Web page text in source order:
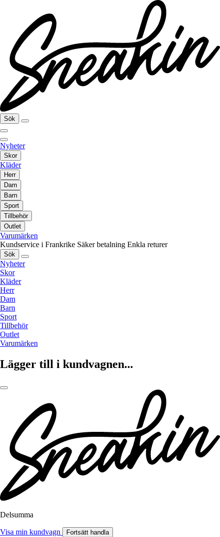
Sök
Nyheter
Skor
Kläder
Herr
Dam
Barn
Sport
Tillbehör
Outlet
Varumärken
Kundservice i Frankrike Säker betalning Enkla returer
Sök
Nyheter
Skor
Kläder
Herr
Dam
Barn
Sport
Tillbehör
Outlet
Varumärken
Lägger till i kundvagnen...
Delsumma
Visa min kundvagn Fortsätt handla